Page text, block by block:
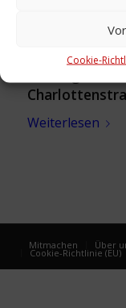
Cookie-
Weiterlesen
Mitmachen Über
Cookie-Richtlinie (EU)